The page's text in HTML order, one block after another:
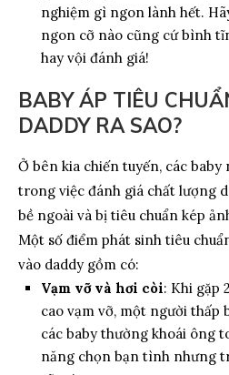
nghiệm gì ngon lành hết.
ngon cỡ nào cũng cứ bình
hay vội đánh giá!
BABY ÁP TIÊU
DADDY RA SAO?
Ở bên kia chiến tuyến, các
trong việc đánh giá chất lượng
bề ngoài và bị tiêu chuẩn kép
Một số điểm phát sinh tiêu
vào daddy gồm có:
Vạm vỡ và hơi còi: Khi gặp
cao vạm vỡ, một người thấp
các baby thường khoái ông
năng chọn bạn tình nhưng